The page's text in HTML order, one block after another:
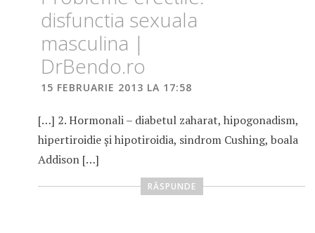
disfunctia sexuala
masculina |
DrBendo.ro
15 FEBRUARIE 2013 LA 17:58
[…] 2. Hormonali – diabetul zaharat, hipogonadism,
hipertiroidie şi hipotiroidia, sindrom Cushing, boala
Addison […]
RĂSPUNDE